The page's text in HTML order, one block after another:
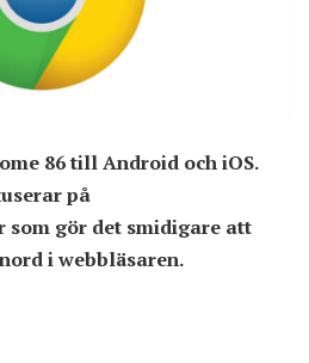
86 till Android och iOS.
på
gör det smidigare att
i webbläsaren.